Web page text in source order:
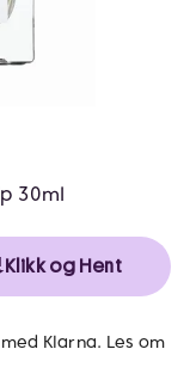
30ml
Klikk og Hent
Klarna. Les om